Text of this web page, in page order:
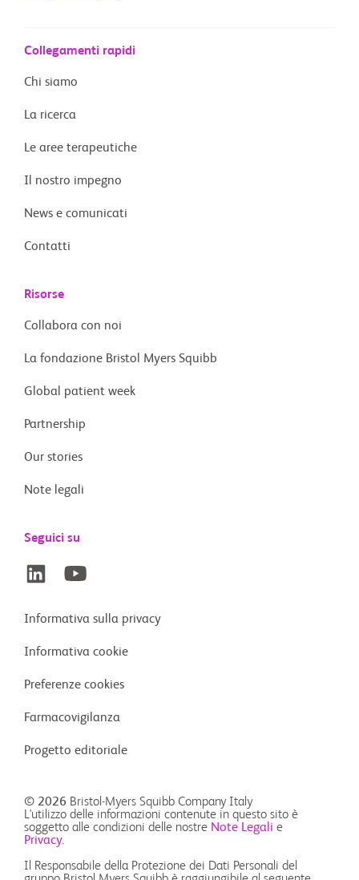
Collegamenti rapidi
Chi siamo
La ricerca
Le aree terapeutiche
Il nostro impegno
News e comunicati
Contatti
Risorse
Collabora con noi
La fondazione Bristol Myers Squibb
Global patient week
Partnership
Our stories
Note legali
Seguici su
Informativa sulla privacy
Informativa cookie
Preferenze cookies
Farmacovigilanza
Progetto editoriale
© 2026 Bristol-Myers Squibb Company Italy
L'utilizzo delle informazioni contenute in questo sito è
soggetto alle condizioni delle nostre Note Legali e
Privacy.
Il Responsabile della Protezione dei Dati Personali del